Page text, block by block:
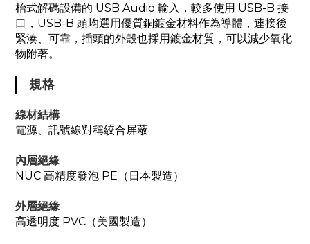
枱式解碼設備的 USB Audio 輸入，較多使用 USB-B 接
口，USB-B 頭均選用優質銅鍍金材料作為導體，連接後
緊湊、可靠，插頭的外殼也採用鍍金材質，可以減少氧化
物附著。
規格
線材結構
電源、訊號線對稱絞合屏蔽
內層絕緣
NUC 高精度發泡 PE（日本製造）
外層絕緣
高透明度 PVC（美國製造）